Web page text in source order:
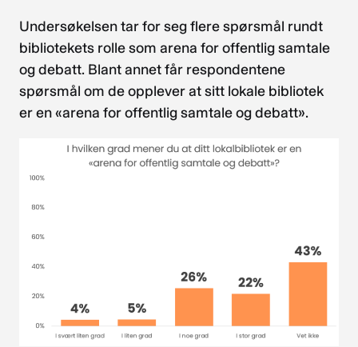
Undersøkelsen tar for seg flere spørsmål rundt
bibliotekets rolle som arena for offentlig samtale
og debatt. Blant annet får respondentene
spørsmål om de opplever at sitt lokale bibliotek
er en «arena for offentlig samtale og debatt».